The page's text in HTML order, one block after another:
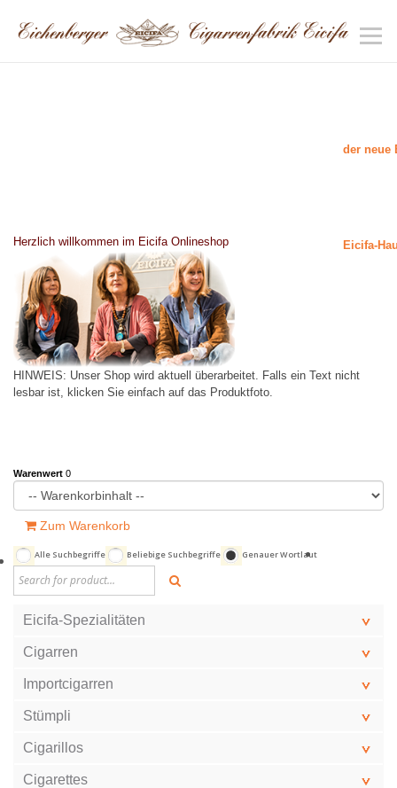
Herzlich willkommen im Eicifa Onlineshop
der neue
Eicifa-
HINWEIS: Unser Shop wird aktuell überarbeitet. Falls ein Text nicht
lesbar ist, klicken Sie einfach auf das Produktfoto.
Warenwert 0
Zum Warenkorb
Alle Suchbegriffe Beliebige Suchbegriffe Genauer Wortlaut
Eicifa-Spezialitäten
Cigarren
Importcigarren
Stümpli
Cigarillos
Cigarettes